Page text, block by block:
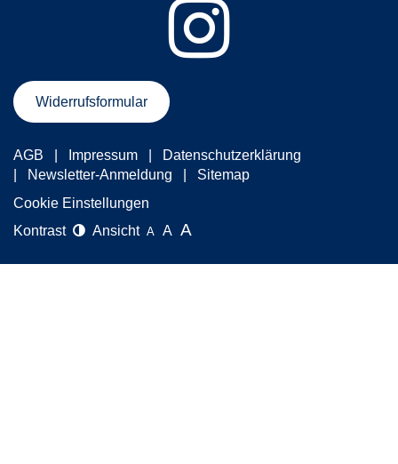
Widerrufsformular
AGB Impressum
Datenschutzerklärung
Newsletter-Anmeldung
Sitemap
Cookie Einstellungen
Kontrast
Ansicht A A A